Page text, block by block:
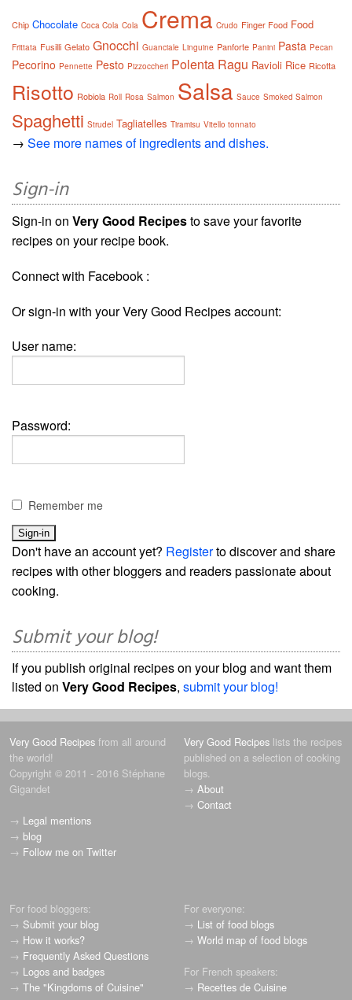
Chip Chocolate Coca Cola Cola Crema Crudo Finger Food Food
Frittata Fusilli Gelato Gnocchi Guanciale Linguine Panforte Panini Pasta Pecan
Pecorino Pennette Pesto Pizzoccheri Polenta Ragu Ravioli Rice Ricotta
Risotto Robiola Roll Rosa Salmon Salsa Sauce Smoked Salmon
Spaghetti Strudel Tagliatelles Tiramisu Vitello tonnato
→ See more names of ingredients and dishes.
Sign-in
Sign-in on Very Good Recipesto save your favorite
recipes on your recipe book.
Connect with Facebook :
Or sign-in with your Very Good Recipes account:
User name:
Password:
Remember me
Don't have an account yet? Registerto discover and share
recipes with other bloggers and readers passionate about
cooking.
Submit your blog!
If you publish original recipes on your blog and want them
listed on Very Good Recipes, submit your blog!
Very Good Recipes from all around
the world!
Copyright © 2011 - 2016 Stéphane
Gigandet
→ Legal mentions
→ blog
→ Follow me on Twitter
Very Good Recipes lists the recipes
published on a selection of cooking
blogs.
→ About
→ Contact
For food bloggers:
→ Submit your blog
→ How it works?
→ Frequently Asked Questions
→ Logos and badges
→ The "Kingdoms of Cuisine"
For everyone:
→ List of food blogs
→ World map of food blogs
For French speakers:
→ Recettes de Cuisine